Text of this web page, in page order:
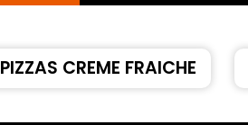
PIZZAS CREME FRAICHE